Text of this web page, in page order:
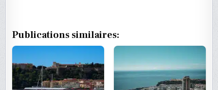
Publications similaires: